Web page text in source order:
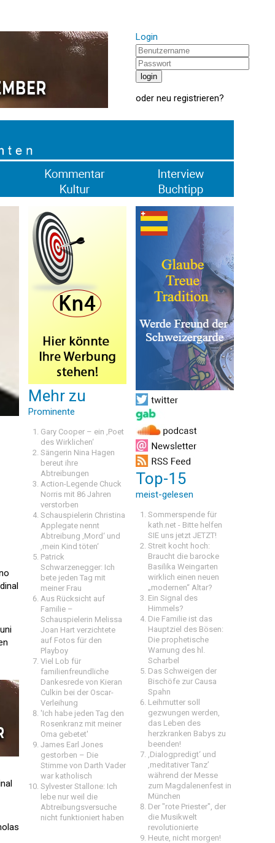
Login
oder neu registrieren?
Mehr zu
Prominente
Gary Cooper – ein ‚Poet
des Wirklichen‘
Sängerin Nina Hagen
bereut ihre
Abtreibungen
Action-Legende Chuck
Norris mit 86 Jahren
verstorben
Schauspielerin Christina
Applegate nennt
Abtreibung ‚Mord‘ und
‚mein Kind töten‘
Patrick
Schwarzenegger: Ich
bete jeden Tag mit
meiner Frau
Aus Rücksicht auf
Familie –
Schauspielerin Melissa
Joan Hart verzichtete
auf Fotos für den
Playboy
Viel Lob für
familienfreundliche
Dankesrede von Kieran
Culkin bei der Oscar-
Verleihung
'Ich habe jeden Tag den
Rosenkranz mit meiner
Oma gebetet'
James Earl Jones
gestorben – Die
Stimme von Darth Vader
war katholisch
Sylvester Stallone: Ich
lebe nur weil die
Abtreibungsversuche
nicht funktioniert haben
Top-15
meist-gelesen
Sommerspende für
kath.net - Bitte helfen
SIE uns jetzt JETZT!
Streit kocht hoch:
Braucht die barocke
Basilika Weingarten
wirklich einen neuen
„modernen“ Altar?
Ein Signal des
Himmels?
Die Familie ist das
Hauptziel des Bösen:
Die prophetische
Warnung des hl.
Scharbel
Das Schweigen der
Bischöfe zur Causa
Spahn
Leihmutter soll
gezwungen werden,
das Leben des
herzkranken Babys zu
beenden!
‚Dialogpredigt‘ und
‚meditativer Tanz’
während der Messe
zum Magdalenenfest in
München
Der "rote Priester", der
die Musikwelt
revolutionierte
Heute, nicht morgen!